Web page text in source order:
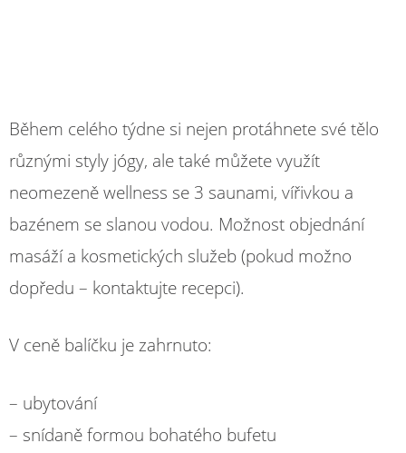
Během celého týdne si nejen protáhnete své tělo
různými styly jógy, ale také můžete využít
neomezeně wellness se 3 saunami, vířivkou a
bazénem se slanou vodou. Možnost objednání
masáží a kosmetických služeb (pokud možno
dopředu – kontaktujte recepci).
V ceně balíčku je zahrnuto:
– ubytování
– snídaně formou bohatého bufetu